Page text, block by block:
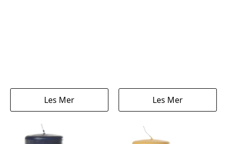
Les Mer Les Mer